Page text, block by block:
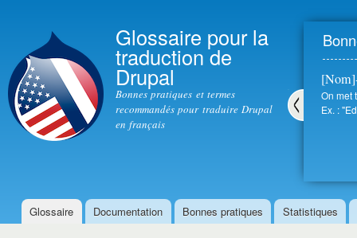
Glossaire pour la
traduction de
Drupal
Bonnes pratiques et termes
recommandés pour traduire Drupal
en français
On met
Ex. :
Menu principal
Glossaire Documentation Bonnes pratiques Statistiques